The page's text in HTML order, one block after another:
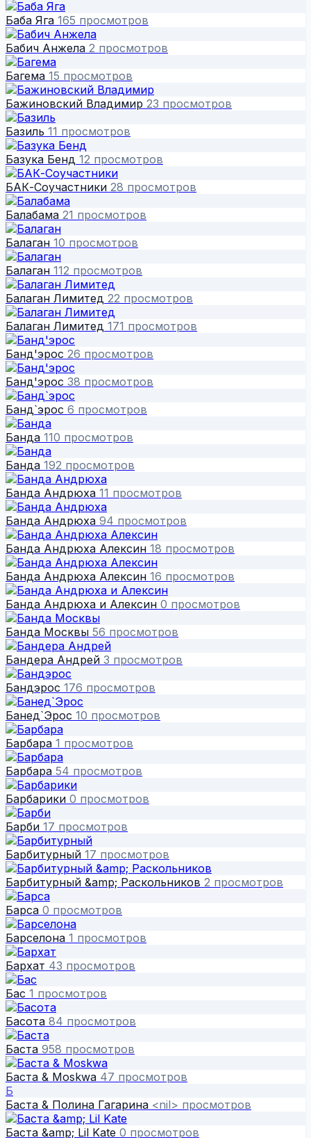
Баба Яга 165 просмотров
Бабич Анжела 2 просмотров
Багема 15 просмотров
Бажиновский Владимир 23 просмотров
Базиль 11 просмотров
Базука Бенд 12 просмотров
БАК-Соучастники 28 просмотров
Балабама 21 просмотров
Балаган 10 просмотров
Балаган 112 просмотров
Балаган Лимитед 22 просмотров
Балаган Лимитед 171 просмотров
Банд'эрос 26 просмотров
Банд'эрос 38 просмотров
Банд`эрос 6 просмотров
Банда 110 просмотров
Банда 192 просмотров
Банда Андрюха 11 просмотров
Банда Андрюха 94 просмотров
Банда Андрюха Алексин 18 просмотров
Банда Андрюха Алексин 16 просмотров
Банда Андрюха и Алексин 0 просмотров
Банда Москвы 56 просмотров
Бандера Андрей 3 просмотров
Бандэрос 176 просмотров
Банед`Эрос 10 просмотров
Барбара 1 просмотров
Барбара 54 просмотров
Барбарики 0 просмотров
Барби 17 просмотров
Барбитурный 17 просмотров
Барбитурный &amp; Раскольников 2 просмотров
Барса 0 просмотров
Барселона 1 просмотров
Бархат 43 просмотров
Бас 1 просмотров
Басота 84 просмотров
Баста 958 просмотров
Баста & Moskwa 47 просмотров
Б
Баста & Полина Гагарина <nil> просмотров
Баста &amp; Lil Kate 0 просмотров